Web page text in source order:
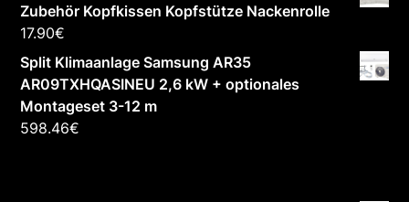
Zubehör Kopfkissen Kopfstütze Nackenrolle
17.90€
Split Klimaanlage Samsung AR35
AR09TXHQASINEU 2,6 kW + optionales
Montageset 3-12 m
598.46€